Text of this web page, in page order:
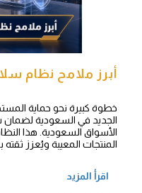
أبرز ملامح نظام
خطوة كبيرة نحو حماية
الجديد في السعودية لضمان
الأسواق السعودية. هذا
المنتجات المعيبة ويُعزز ثقته
اقرأ المزيد